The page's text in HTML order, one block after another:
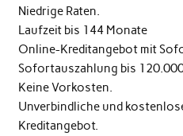
Niedrige Raten.
Laufzeit bis 144 Monate
Online-Kreditangebot mit
Sofortauszahlung bis
Keine Vorkosten.
Unverbindliche und
Kreditangebot.